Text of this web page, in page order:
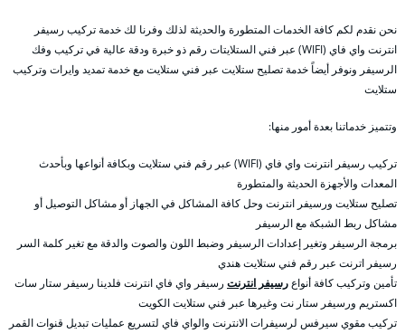
نحن نقدم لكم كافة الخدمات المتطورة والحديثة لذلك وفرنا لك خدمة تركيب رسيفر
انترنت واي فاي (WIFI) عبر فني الستلايتات رقم ذو خبرة ودقة عالية في تركيب وفك
الرسيفر ونوفر أيضاً خدمة تصليح ستلايت عبر فني ستلايت مع خدمة تمديد وايرات وتركيب
ستلايت
وتتميز خدماتنا بعدة أمور منها:
تركيب رسيفر انترنت واي فاي (WIFI) عبر رقم فني ستلايت وبكافة أنواعها وبأحدث
المعدات والأجهزة الحديثة والمتطورة
تصليح ستلايت ورسيفر انترنت وحل كافة المشاكل في الجهاز أو مشاكل التوصيل أو
مشاكل ربط الشبكة مع الرسيفر
برمجة الرسيفر وتغير إعدادات الرسيفر وضبط اللون والصوت والدقة مع تغير كلمة السر
رسيفر اترنت عبر رقم فني ستلايت هندي
تأمين وتركيب كافة أنواعرسيفر انترنت رسيفر واي فاي انترنت فلدينا رسيفر ستار سات
اكستريم ورسيفر ستار نت وغيرها عبر فني ستلايت الكويت
تركيب مقوي سيرفس لرسيفرات الانترنت والواي فاي لتسريع عمليات تبديل قنوات القمر